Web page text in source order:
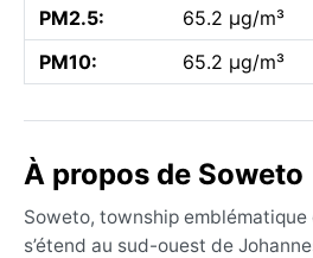
PM2.5:
65.2 µg/m³
PM10:
65.2 µg/m³
À propos de Soweto
Soweto, township emblématique
s’étend au sud-ouest de